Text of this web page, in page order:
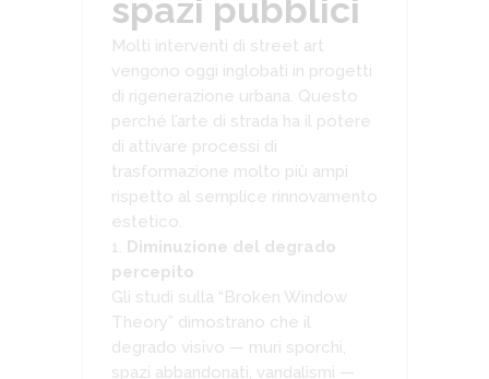
spazi pubblici
Molti interventi di street art
vengono oggi inglobati in progetti
di rigenerazione urbana. Questo
perché l’arte di strada ha il potere
di attivare processi di
trasformazione molto più ampi
rispetto al semplice rinnovamento
estetico.
Diminuzione del degrado
percepito
Gli studi sulla “Broken Window
Theory” dimostrano che il
degrado visivo — muri sporchi,
spazi abbandonati, vandalismi —